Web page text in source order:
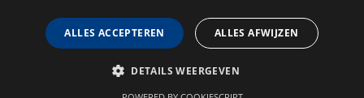
ALLES ACCEPTEREN ALLES AFWIJZEN
DETAILS WEERGEVEN